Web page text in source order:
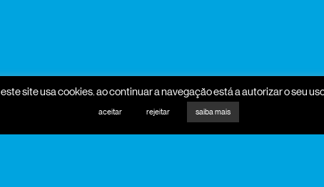
promotores mecenas
este site usa cookies. ao continuar a navegação está a autorizar o seu
aceitar rejeitar saiba mais